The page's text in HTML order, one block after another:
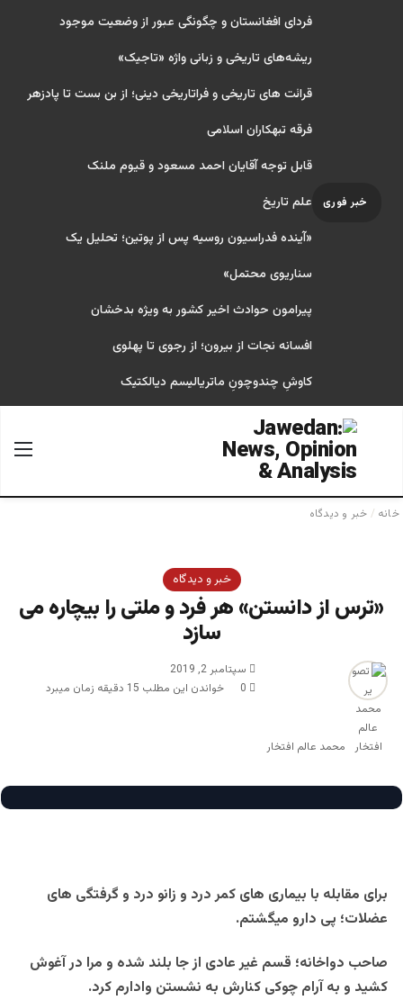
خبر فوری
فردای افغانستان و چگونگی عبور از وضعیت موجود
ریشه‌های تاریخی و زبانی واژه «تاجیک»
قرائت های تاریخی و فراتاریخی دینی؛ از بن بست تا پادزهر
فرقه تبهکاران اسلامی
قابل توجه آقایان احمد مسعود و قیوم ملنک
علم تاریخ
«آینده فدراسیون روسیه پس از پوتین؛ تحلیل یک
سناریوی محتمل»
پیرامون حوادث اخیر کشور به ویژه بدخشان
افسانه نجات از بیرون؛ از رجوی تا پهلوی
کاوشِ چندو‌چونِ ماتریالیسم دیالکتیک
جستجو برای
خانه / خبر و دیدگاه
خبر و دیدگاه
«ترس از دانستن» هر فرد و ملتی را بیچاره می
سازد
محمد عالم افتخار
سپتامبر 2, 2019
0
خواندن این مطلب 15 دقیقه زمان میبرد
برای مقابله با بیماری های کمر درد و زانو درد و گرفتگی های
عضلات؛ پی دارو میگشتم.
صاحب دواخانه؛ قسم غیر عادی از جا بلند شده و مرا در آغوش
کشید و به آرام چوکی کنارش به نشستن وادارم کرد.